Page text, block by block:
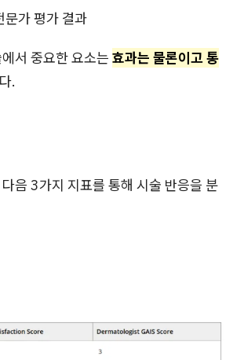
문가 평가 결과
서 중요한 요소는 효과는 물론이고 통
.
음 3가지 지표를 통해 시술 반응을 분